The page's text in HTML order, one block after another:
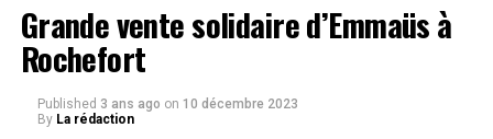
Grande vente solidaire d’Emmaüs à
Rochefort
Published 3 ans ago on 10 décembre 2023
By La rédaction